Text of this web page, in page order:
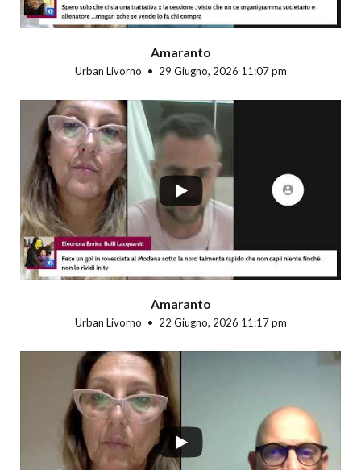
Amaranto
Urban Livorno 29 Giugno, 2026 11:07 pm
Amaranto
Urban Livorno 22 Giugno, 2026 11:17 pm